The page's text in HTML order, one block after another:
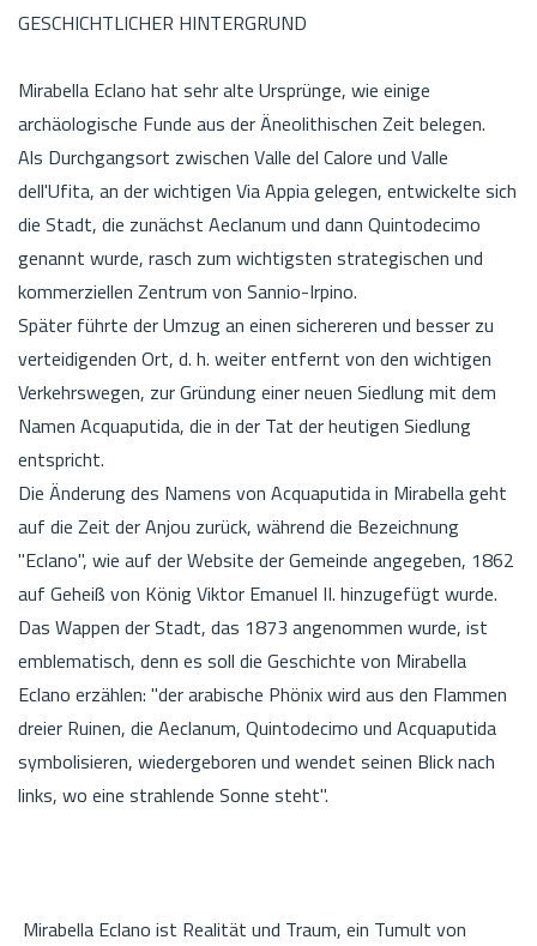
GESCHICHTLICHER HINTERGRUND
Mirabella Eclano hat sehr alte Ursprünge, wie einige
archäologische Funde aus der Äneolithischen Zeit belegen.
Als Durchgangsort zwischen Valle del Calore und Valle
dell'Ufita, an der wichtigen Via Appia gelegen, entwickelte sich
die Stadt, die zunächst Aeclanum und dann Quintodecimo
genannt wurde, rasch zum wichtigsten strategischen und
kommerziellen Zentrum von Sannio-Irpino.
Später führte der Umzug an einen sichereren und besser zu
verteidigenden Ort, d. h. weiter entfernt von den wichtigen
Verkehrswegen, zur Gründung einer neuen Siedlung mit dem
Namen Acquaputida, die in der Tat der heutigen Siedlung
entspricht.
Die Änderung des Namens von Acquaputida in Mirabella geht
auf die Zeit der Anjou zurück, während die Bezeichnung
"Eclano", wie auf der Website der Gemeinde angegeben, 1862
auf Geheiß von König Viktor Emanuel II. hinzugefügt wurde.
Das Wappen der Stadt, das 1873 angenommen wurde, ist
emblematisch, denn es soll die Geschichte von Mirabella
Eclano erzählen: "der arabische Phönix wird aus den Flammen
dreier Ruinen, die Aeclanum, Quintodecimo und Acquaputida
symbolisieren, wiedergeboren und wendet seinen Blick nach
links, wo eine strahlende Sonne steht".
Mirabella Eclano ist Realität und Traum, ein Tumult von